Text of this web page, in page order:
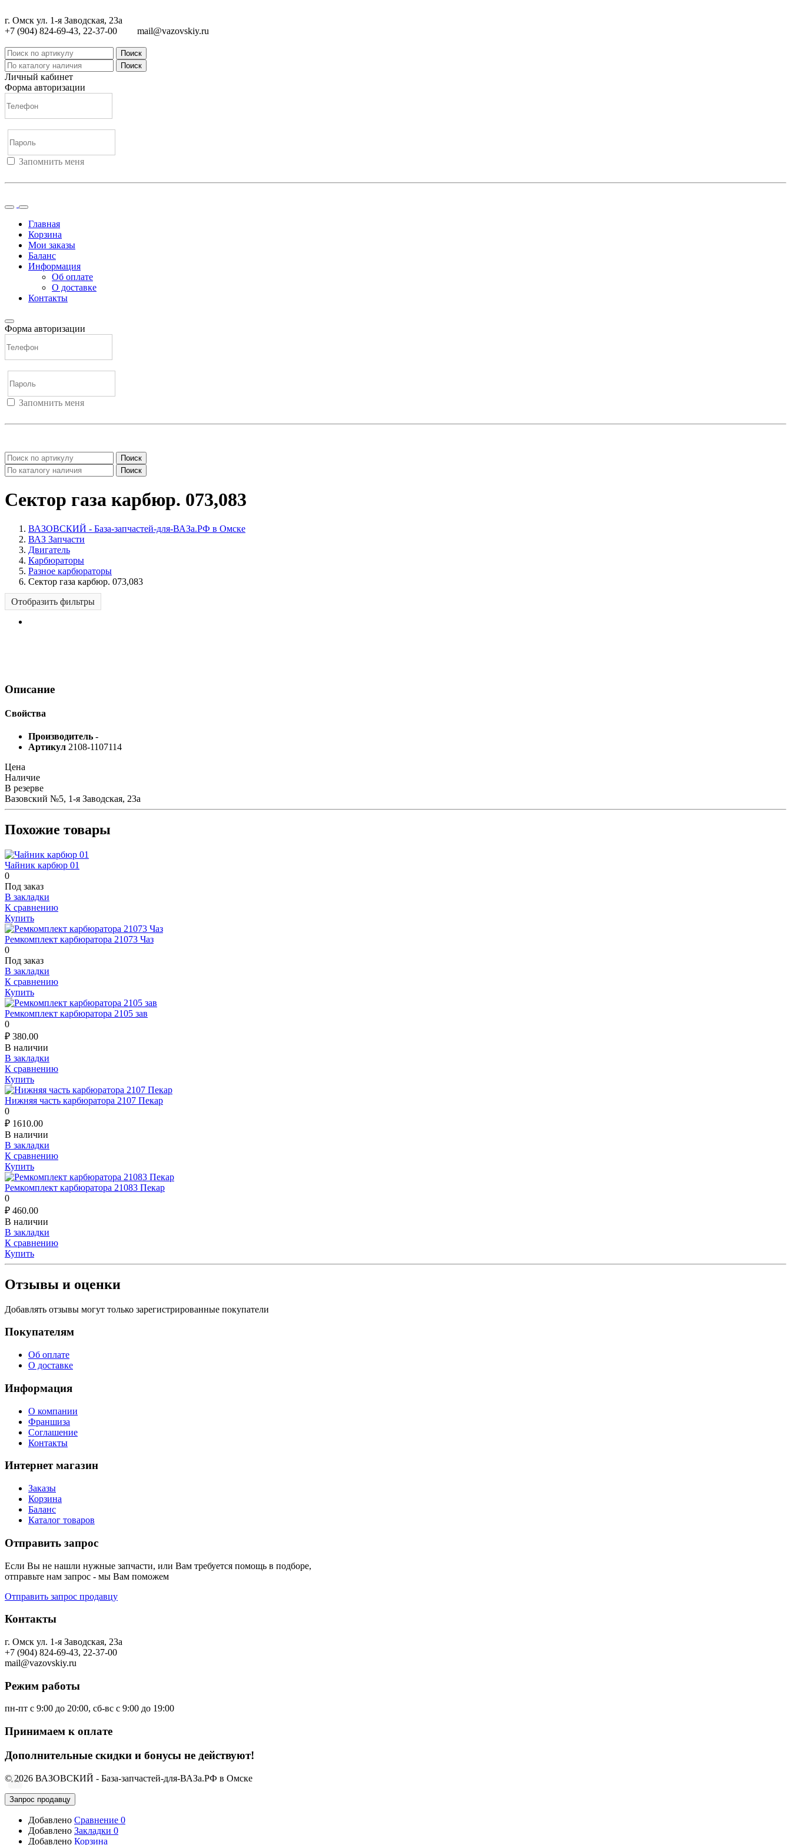
г. Омск ул. 1-я Заводская, 23а
+7 (904) 824-69-43, 22-37-00
mail@vazovskiy.ru
Поиск
Поиск
Личный кабинет
Форма авторизации
Запомнить меня
Главная
Корзина
Мои заказы
Баланс
Информация
Об оплате
О доставке
Контакты
Форма авторизации
Запомнить меня
Поиск
Поиск
Сектор газа карбюр. 073,083
ВАЗОВСКИЙ - База-запчастей-для-ВАЗа.РФ в Омске
ВАЗ Запчасти
Двигатель
Карбюраторы
Разное карбюраторы
Сектор газа карбюр. 073,083
Отобразить фильтры
Описание
Свойства
Производитель -
Артикул 2108-1107114
Цена
Наличие
В резерве
Вазовский №5, 1-я Заводская, 23а
Похожие товары
Чайник карбюр 01
0
Под заказ
В закладки
К сравнению
Купить
Ремкомплект карбюратора 21073 Чаз
0
Под заказ
В закладки
К сравнению
Купить
Ремкомплект карбюратора 2105 зав
0
₽ 380.00
В наличии
В закладки
К сравнению
Купить
Нижняя часть карбюратора 2107 Пекар
0
₽ 1610.00
В наличии
В закладки
К сравнению
Купить
Ремкомплект карбюратора 21083 Пекар
0
₽ 460.00
В наличии
В закладки
К сравнению
Купить
Отзывы и оценки
Добавлять отзывы могут только зарегистрированные покупатели
Покупателям
Об оплате
О доставке
Информация
О компании
Франшиза
Соглашение
Контакты
Интернет магазин
Заказы
Корзина
Баланс
Каталог товаров
Отправить запрос
Если Вы не нашли нужные запчасти, или Вам требуется помощь в подборе,
отправьте нам запрос - мы Вам поможем
Отправить запрос продавцу
Контакты
г. Омск ул. 1-я Заводская, 23а
+7 (904) 824-69-43, 22-37-00
mail@vazovskiy.ru
Режим работы
пн-пт с 9:00 до 20:00, сб-вс с 9:00 до 19:00
Принимаем к оплате
Дополнительные скидки и бонусы не действуют!
© 2026 ВАЗОВСКИЙ - База-запчастей-для-ВАЗа.РФ в Омске
Запрос продавцу
Добавлено Сравнение 0
Добавлено Закладки 0
Добавлено Корзина